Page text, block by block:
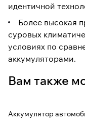
идентичной
Более высокая
суровых
условиях по
аккумуляторами.
Вам также
Аккумулятор